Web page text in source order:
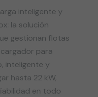
inteligente y
la solución
gestionan flotas
para
inteligente y
hasta 22 kW,
en todo